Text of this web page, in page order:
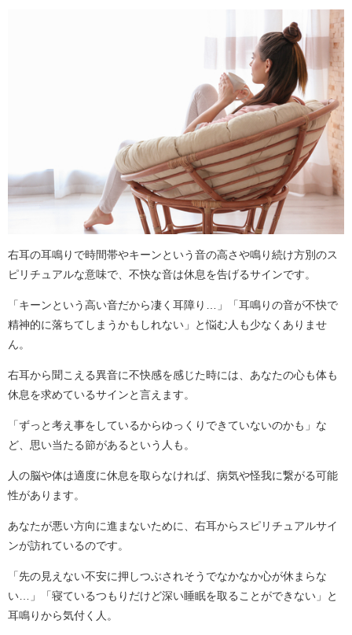
右耳の耳鳴りで時間帯やキーンという音の高さや鳴り続け方別のス
ピリチュアルな意味で、不快な音は休息を告げるサインです。
「キーンという高い音だから凄く耳障り…」「耳鳴りの音が不快で
精神的に落ちてしまうかもしれない」と悩む人も少なくありませ
ん。
右耳から聞こえる異音に不快感を感じた時には、あなたの心も体も
休息を求めているサインと言えます。
「ずっと考え事をしているからゆっくりできていないのかも」な
ど、思い当たる節があるという人も。
人の脳や体は適度に休息を取らなければ、病気や怪我に繋がる可能
性があります。
あなたが悪い方向に進まないために、右耳からスピリチュアルサイ
ンが訪れているのです。
「先の見えない不安に押しつぶされそうでなかなか心が休まらな
い…」「寝ているつもりだけど深い睡眠を取ることができない」と
耳鳴りから気付く人。